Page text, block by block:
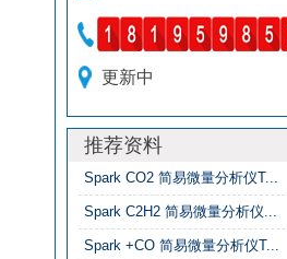
更新中
推荐资料
Spark CO2 简易微量分析仪T...
Spark C2H2 简易微量分析仪...
Spark +CO 简易微量分析仪T...